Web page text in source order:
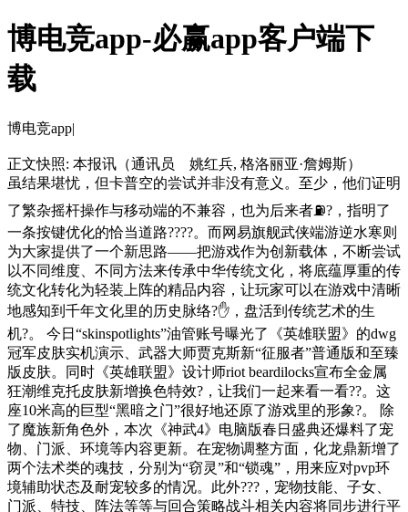
博电竞app-必赢app客户端下
载
博电竞app|
正文快照: 本报讯（通讯员 姚红兵, 格洛丽亚·詹姆斯）
虽结果堪忧，但卡普空的尝试并非没有意义。至少，他们证明
了繁杂摇杆操作与移动端的不兼容，也为后来者⛽?，指明了
一条按键优化的恰当道路????。而网易旗舰武侠端游逆水寒则
为大家提供了一个新思路——把游戏作为创新载体，不断尝试
以不同维度、不同方法来传承中华传统文化，将底蕴厚重的传
统文化转化为轻装上阵的精品内容，让玩家可以在游戏中清晰
地感知到千年文化里的历史脉络?✋，盘活到传统艺术的生
机?。 今日“skinspotlights”油管账号曝光了《英雄联盟》的dwg
冠军皮肤实机演示、武器大师贾克斯新“征服者”普通版和至臻
版皮肤。同时《英雄联盟》设计师riot beardilocks宣布全金属
狂潮维克托皮肤新增换色特效?，让我们一起来看一看??。这
座10米高的巨型“黑暗之门”很好地还原了游戏里的形象?。 除
了魔族新角色外，本次《神武4》电脑版春日盛典还爆料了宠
物、门派、环境等内容更新。在宠物调整方面，化龙鼎新增了
两个法术类的魂技，分别为“窃灵”和“锁魂”，用来应对pvp环
境辅助状态及耐宠较多的情况。此外???，宠物技能、子女、
门派、特技、阵法等等与回合策略战斗相关内容将同步进行平